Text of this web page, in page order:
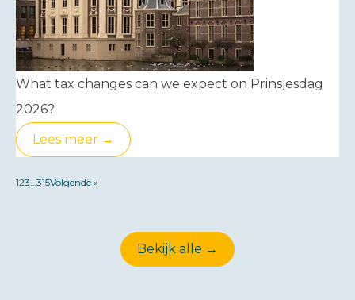
What tax changes can we expect on Prinsjesdag
2026?
Lees meer →
123 315Volgende »
Bekijk alle →